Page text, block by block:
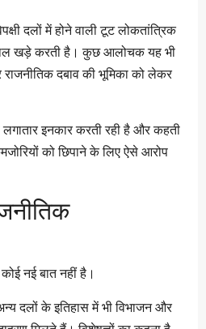
दलों में होने वाली टूट लोकतांत्रिक
खड़े करती है। कुछ आलोचक यह भी
दबाव की भूमिका को लेकर
लगातार इनकार करती रही है और कहती
को छिपाने के लिए ऐसे आरोप
नई बात नहीं है।
दलों के इतिहास में भी विभाजन और